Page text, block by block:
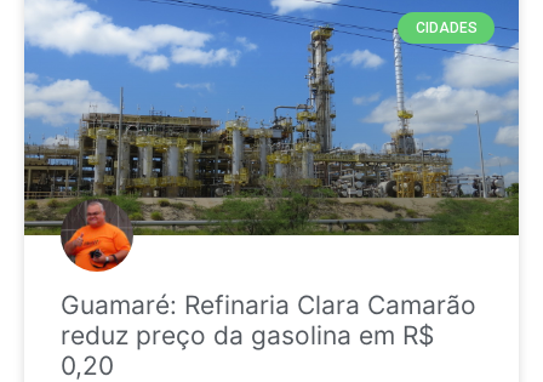
CIDADES
Guamaré: Refinaria Clara Camarão
reduz preço da gasolina em R$
0,20